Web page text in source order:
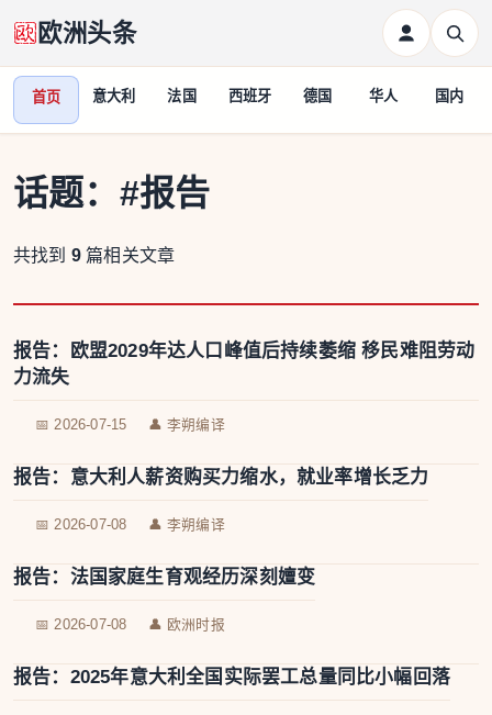
欧洲头条
首页 意大利 法国 西班牙 德国 华人 国内
话题： #报告
共找到 9 篇相关文章
报告：欧盟2029年达人口峰值后持续萎缩 移民难阻劳动
力流失
📅 2026-07-15 👤 李朔编译
报告：意大利人薪资购买力缩水，就业率增长乏力
📅 2026-07-08 👤 李朔编译
报告：法国家庭生育观经历深刻嬗变
📅 2026-07-08 👤 欧洲时报
报告：2025年意大利全国实际罢工总量同比小幅回落